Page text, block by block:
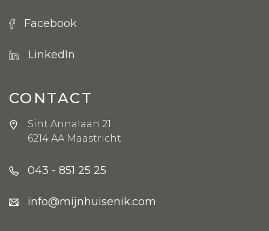
Facebook
LinkedIn
CONTACT
Sint Annalaan 21
6214 AA Maastricht
043 - 851 25 25
info@mijnhuisenik.com